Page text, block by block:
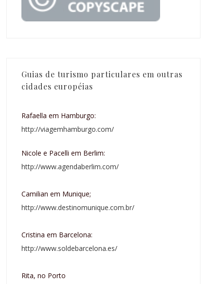
Guias de turismo particulares em outras
cidades européias
Rafaella em Hamburgo:
http://viagemhamburgo.com/
Nicole e Pacelli em Berlim:
http://www.agendaberlim.com/
Camilian em Munique;
http://www.destinomunique.com.br/
Cristina em Barcelona:
http://www.soldebarcelona.es/
Rita, no Porto